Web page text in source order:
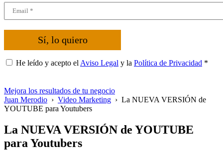
Sí, lo quiero
He leído y acepto el Aviso Legal y la Política de Privacidad *
Mejora los resultados de tu negocio
Juan Merodio › Video Marketing › La NUEVA VERSIÓN de
YOUTUBE para Youtubers
La NUEVA VERSIÓN de YOUTUBE
para Youtubers